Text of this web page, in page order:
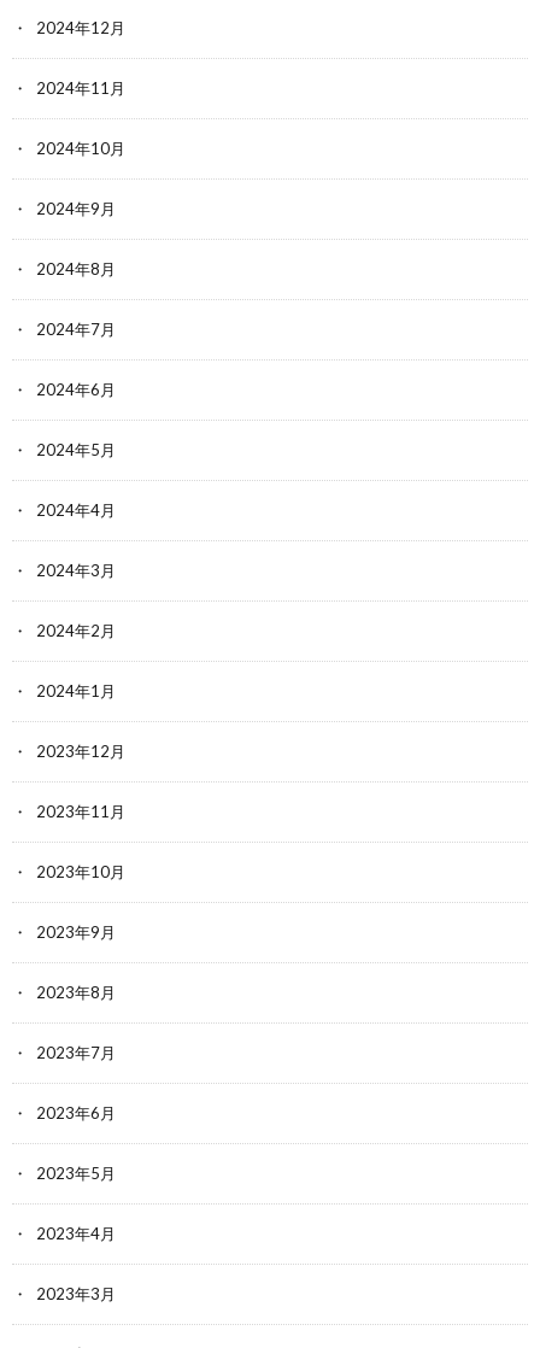
2024年12月
2024年11月
2024年10月
2024年9月
2024年8月
2024年7月
2024年6月
2024年5月
2024年4月
2024年3月
2024年2月
2024年1月
2023年12月
2023年11月
2023年10月
2023年9月
2023年8月
2023年7月
2023年6月
2023年5月
2023年4月
2023年3月